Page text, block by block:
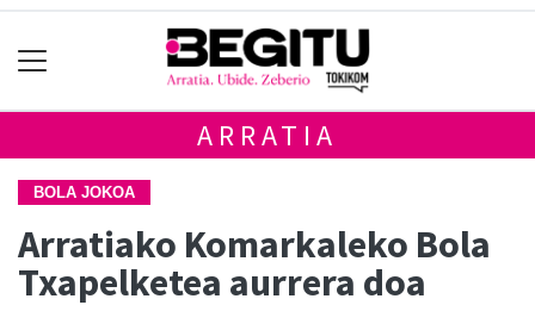
ARRATIA
BOLA JOKOA
Arratiako Komarkaleko Bola
Txapelketea aurrera doa